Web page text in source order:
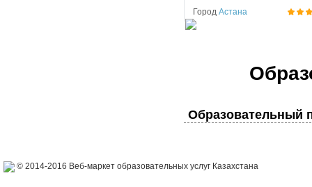
Город Астана
Образовательный
© 2014-2016 Веб-маркет образовательных услуг Казахстана